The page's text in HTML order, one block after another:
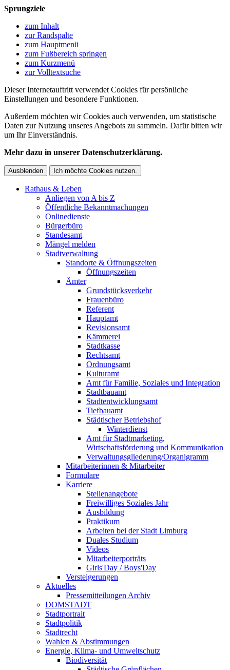
Sprungziele
zum Inhalt
zur Randspalte
zum Hauptmenü
zum Fußbereich springen
zum Kurzmenü
zur Volltextsuche
Dieser Internetauftritt verwendet Cookies für persönliche
Einstellungen und besondere Funktionen.
Außerdem möchten wir Cookies auch verwenden, um statistische
Daten zur Nutzung unseres Angebots zu sammeln. Dafür bitten wir
um Ihr Einverständnis.
Mehr dazu in unserer Datenschutzerklärung.
Ausblenden Ich möchte Cookies nutzen.
Rathaus & Leben
Anliegen von A bis Z
Öffentliche Bekanntmachungen
Onlinedienste
Bürgerbüro
Standesamt
Mängel melden
Stadtverwaltung
Standorte & Öffnungszeiten
Öffnungszeiten
Ämter
Grundstücksverkehr
Frauenbüro
Referent
Hauptamt
Revisionsamt
Kämmerei
Stadtkasse
Rechtsamt
Ordnungsamt
Kulturamt
Amt für Familie, Soziales und Integration
Stadtbauamt
Stadtentwicklungsamt
Tiefbauamt
Städtischer Betriebshof
Winterdienst
Amt für Stadtmarketing,
Wirtschaftsförderung und Kommunikation
Verwaltungsgliederung/Organigramm
Mitarbeiterinnen & Mitarbeiter
Formulare
Karriere
Stellenangebote
Freiwilliges Soziales Jahr
Ausbildung
Praktikum
Arbeiten bei der Stadt Limburg
Duales Studium
Videos
Mitarbeiterporträts
Girls'Day / Boys'Day
Versteigerungen
Aktuelles
Pressemitteilungen Archiv
DOMSTADT
Stadtportrait
Stadtpolitik
Stadtrecht
Wahlen & Abstimmungen
Energie, Klima- und Umweltschutz
Biodiversität